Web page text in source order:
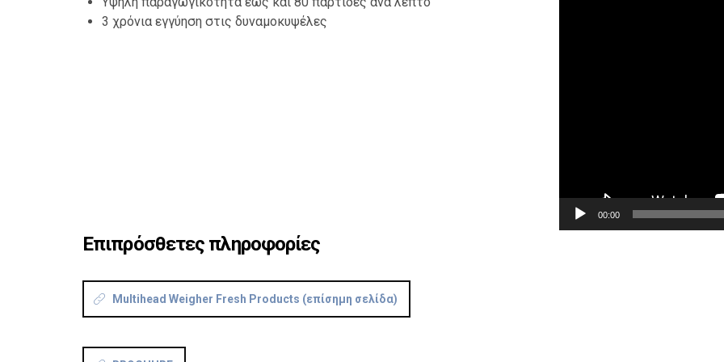
3 χρόνια εγγύηση στις δυναμοκυψέλες
00:00
Επιπρόσθετες πληροφορίες
Multihead Weigher Fresh Products (επίσημη σελίδα)